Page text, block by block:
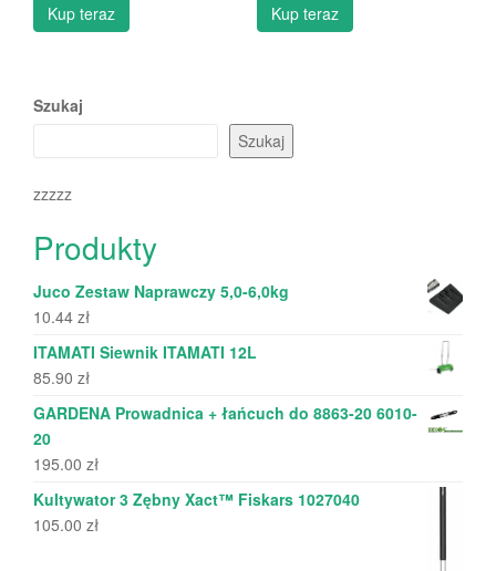
Kup teraz Kup teraz
Szukaj
Szukaj
zzzzz
Produkty
Juco Zestaw Naprawczy 5,0-6,0kg
10.44 zł
ITAMATI Siewnik ITAMATI 12L
85.90 zł
GARDENA Prowadnica + łańcuch do 8863-20 6010-
20
195.00 zł
Kultywator 3 Zębny Xact™ Fiskars 1027040
105.00 zł